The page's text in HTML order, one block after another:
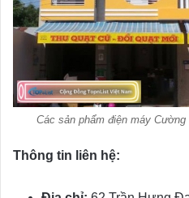
Các sản phẩm điện máy
Thông tin liên hệ: